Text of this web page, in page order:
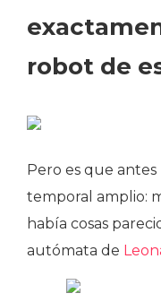
robot de
Pero es que
temporal amplio:
había cosas
autómata de